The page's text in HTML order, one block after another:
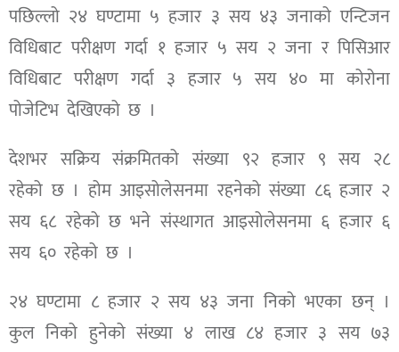
पछिल्लो २४ घण्टामा ५ हजार ३ सय ४३ जनाको एन्टिजन
विधिबाट परीक्षण गर्दा १ हजार ५ सय २ जना र पिसिआर
विधिबाट परीक्षण गर्दा ३ हजार ५ सय ४० मा कोरोना
पोजेटिभ देखिएको छ ।
देशभर सक्रिय संक्रमितको संख्या ९२ हजार ९ सय २८
रहेको छ । होम आइसोलेसनमा रहनेको संख्या ८६ हजार २
सय ६८ रहेको छ भने संस्थागत आइसोलेसनमा ६ हजार ६
सय ६० रहेको छ ।
२४ घण्टामा ८ हजार २ सय ४३ जना निको भएका छन् ।
कुल निको हुनेको संख्या ४ लाख ८४ हजार ३ सय ७३